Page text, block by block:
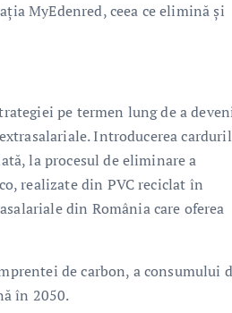
MyEdenred, ceea ce elimină și
pe termen lung de a
Introducerea
la procesul de eliminare a
realizate din PVC reciclat în
din România care oferea
de carbon, a consumului
în 2050.